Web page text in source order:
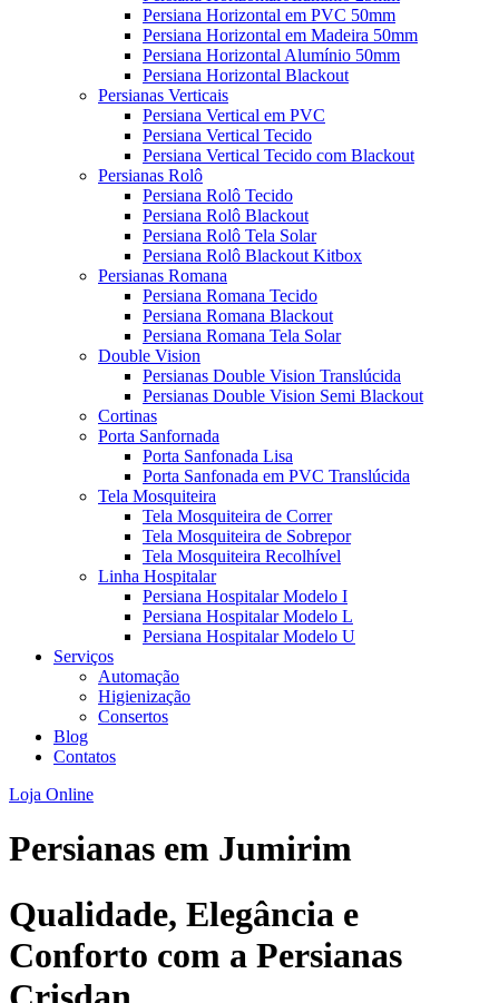
Persiana Horizontal em PVC 50mm
Persiana Horizontal em Madeira 50mm
Persiana Horizontal Alumínio 50mm
Persiana Horizontal Blackout
Persianas Verticais
Persiana Vertical em PVC
Persiana Vertical Tecido
Persiana Vertical Tecido com Blackout
Persianas Rolô
Persiana Rolô Tecido
Persiana Rolô Blackout
Persiana Rolô Tela Solar
Persiana Rolô Blackout Kitbox
Persianas Romana
Persiana Romana Tecido
Persiana Romana Blackout
Persiana Romana Tela Solar
Double Vision
Persianas Double Vision Translúcida
Persianas Double Vision Semi Blackout
Cortinas
Porta Sanfornada
Porta Sanfonada Lisa
Porta Sanfonada em PVC Translúcida
Tela Mosquiteira
Tela Mosquiteira de Correr
Tela Mosquiteira de Sobrepor
Tela Mosquiteira Recolhível
Linha Hospitalar
Persiana Hospitalar Modelo I
Persiana Hospitalar Modelo L
Persiana Hospitalar Modelo U
Serviços
Automação
Higienização
Consertos
Blog
Contatos
Loja Online
Persianas em Jumirim
Qualidade, Elegância e
Conforto com a Persianas